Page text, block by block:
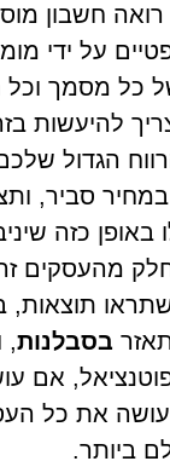
חשבון
על ידי
כל מסמך
להיעשות
הגדול
סביר,
באופן כזה
מהעסקים זה
בסבלנות,
אם
את כל
ביותר.